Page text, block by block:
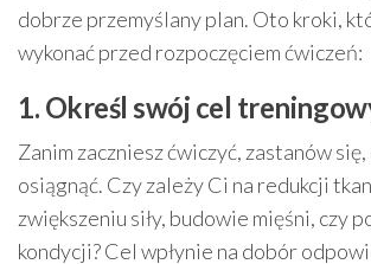
dobrze przemyślany plan. Oto kroki,
wykonać przed rozpoczęciem ćwiczeń:
1. Określ swój cel
Zanim zaczniesz ćwiczyć, zastanów się,
osiągnąć. Czy zależy Ci na redukcji
zwiększeniu siły, budowie mięśni, czy
kondycji? Cel wpłynie na dobór